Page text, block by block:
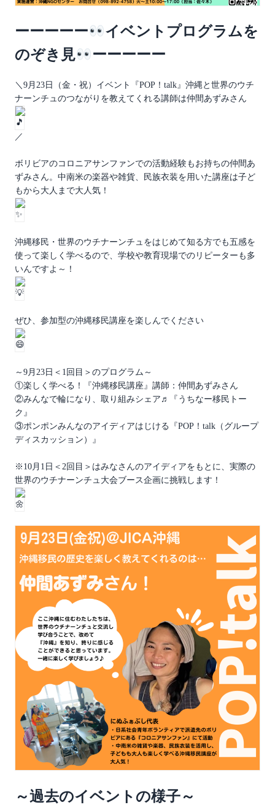
ーーーーー
イベントプログラムを
のぞき見
ーーーーー
＼9月23日（金・祝）イベント『POP！talk』沖縄と世界のウチ
ナーンチュのつながりを教えてくれる講師は仲間あずみさん
／
ボリビアのコロニアサンファンでの活動経験もお持ちの仲間あ
ずみさん。中南米の楽器や雑貨、民族衣装を用いた講座は子ど
もから大人まで大人気！
沖縄移民・世界のウチナーンチュをはじめて知る方でも五感を
使って楽しく学べるので、学校や教育現場でのリピーターも多
いんですよ～！
ぜひ、参加型の沖縄移民講座を楽しんでください
～9月23日＜1回目＞のプログラム～
①楽しく学べる！『沖縄移民講座』講師：仲間あずみさん
②みんなで輪になり、取り組みシェア♬『うちなー移民トー
ク』
③ポンポンみんなのアイディアはじける『POP！talk（グループ
ディスカッション）』
※10月1日＜2回目＞はみなさんのアイディアをもとに、実際の
世界のウチナーンチュ大会ブース企画に挑戦します！
～過去のイベントの様子～